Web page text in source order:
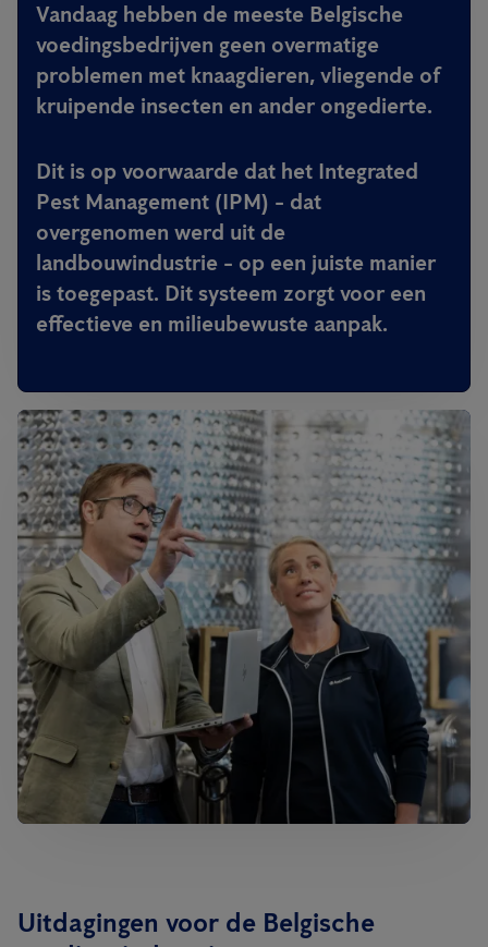
Vandaag hebben de meeste Belgische
voedingsbedrijven geen overmatige
problemen met knaagdieren, vliegende of
kruipende insecten en ander ongedierte.
Dit is op voorwaarde dat het Integrated
Pest Management (IPM) - dat
overgenomen werd uit de
landbouwindustrie - op een juiste manier
is toegepast. Dit systeem zorgt voor een
effectieve en milieubewuste aanpak.
Uitdagingen voor de Belgische